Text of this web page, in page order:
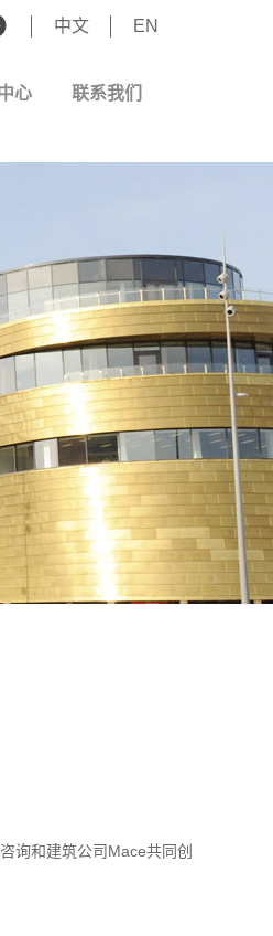
中文 EN
心 联系我们
询和建筑公司Mace共同创